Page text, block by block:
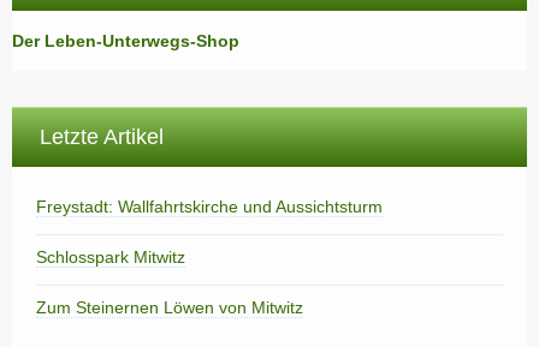
Der Leben-Unterwegs-Shop
Letzte Artikel
Freystadt: Wallfahrtskirche und Aussichtsturm
Schlosspark Mitwitz
Zum Steinernen Löwen von Mitwitz